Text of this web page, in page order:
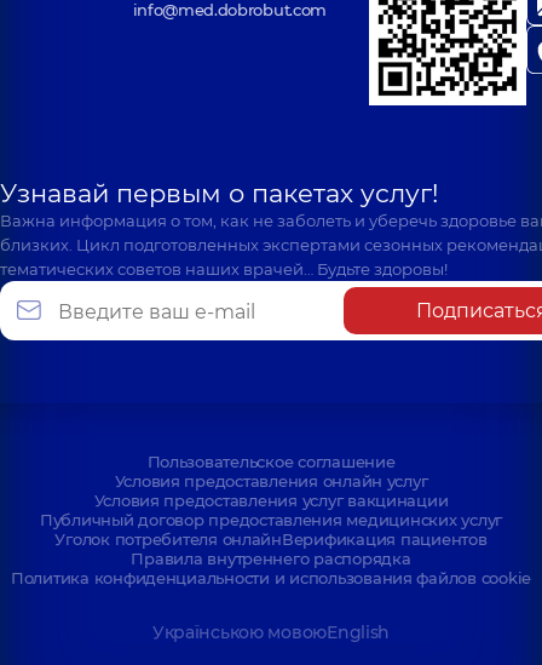
info@med.dobrobut.com
Узнавай первым о пакетах услуг!
Важна информация о том, как не заболеть и уберечь здоровье
близких. Цикл подготовленных экспертами сезонных
тематических советов наших врачей… Будьте здоровы!
Пользовательское соглашение
Условия предоставления онлайн услуг
Условия предоставления услуг вакцинации
Публичный договор предоставления медицинских услуг
Уголок потребителя онлайнВерификация пациентов
Правила внутреннего распорядка
Политика конфиденциальности и использования файлов cookie
Українською мовоюEnglish